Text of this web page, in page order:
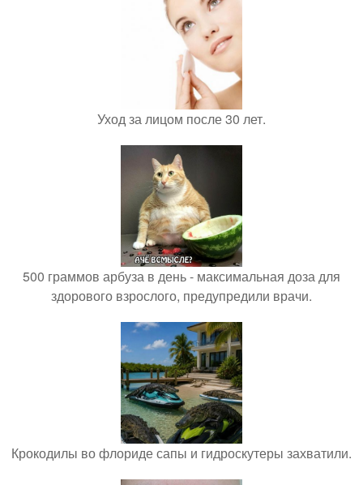
Уход за лицом после 30 лет.
500 граммов арбуза в день - максимальная доза для
здорового взрослого, предупредили врачи.
Крокодилы во флориде сапы и гидроскутеры захватили.